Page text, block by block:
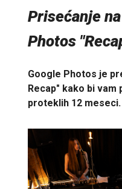
Prisećanje
Photos
Google Photos je
Recap" kako bi
proteklih 12